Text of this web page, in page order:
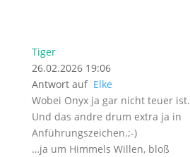
Tiger
26.02.2026 19:06
Antwort auf Elke
Wobei Onyx ja gar nicht teuer ist.
Und das andre drum extra ja in
Anführungszeichen.;-)
…ja um Himmels Willen, bloß